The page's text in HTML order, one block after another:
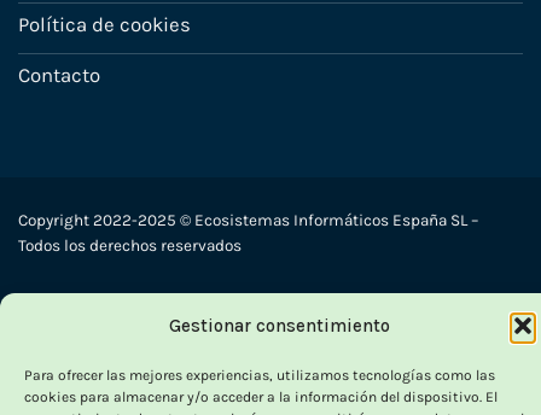
Gestionar consentimiento
Para ofrecer las mejores experiencias, utilizamos tecnologías como las
cookies para almacenar y/o acceder a la información del dispositivo. El
Política de cookies
Contacto
Copyright 2022-2025 © Ecosistemas Informáticos España SL –
Todos los derechos reservados
PayPal Stripe MasterCard
Cash
Delivery